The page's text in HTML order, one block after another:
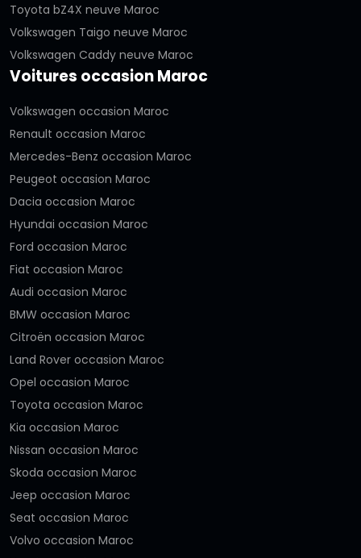
Toyota bZ4X neuve Maroc
Volkswagen Taigo neuve Maroc
Volkswagen Caddy neuve Maroc
Voitures occasion Maroc
Volkswagen occasion Maroc
Renault occasion Maroc
Mercedes-Benz occasion Maroc
Peugeot occasion Maroc
Dacia occasion Maroc
Hyundai occasion Maroc
Ford occasion Maroc
Fiat occasion Maroc
Audi occasion Maroc
BMW occasion Maroc
Citroën occasion Maroc
Land Rover occasion Maroc
Opel occasion Maroc
Toyota occasion Maroc
Kia occasion Maroc
Nissan occasion Maroc
Skoda occasion Maroc
Jeep occasion Maroc
Seat occasion Maroc
Volvo occasion Maroc